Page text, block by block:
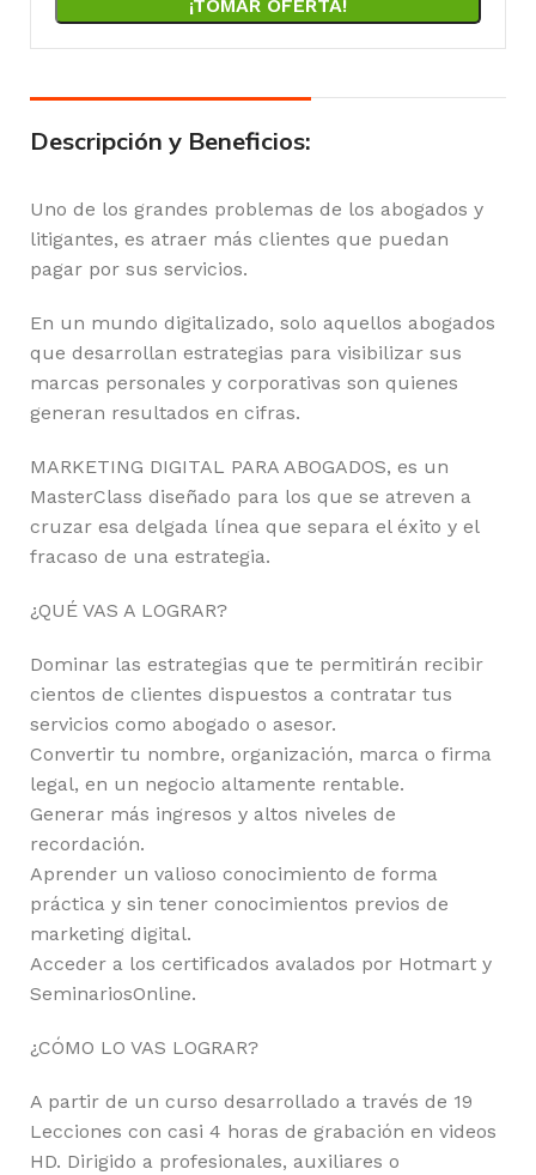
¡TOMAR OFERTA!
Descripción y Beneficios:
Uno de los grandes problemas de los abogados y
litigantes, es atraer más clientes que puedan
pagar por sus servicios.
En un mundo digitalizado, solo aquellos abogados
que desarrollan estrategias para visibilizar sus
marcas personales y corporativas son quienes
generan resultados en cifras.
MARKETING DIGITAL PARA ABOGADOS, es un
MasterClass diseñado para los que se atreven a
cruzar esa delgada línea que separa el éxito y el
fracaso de una estrategia.
¿QUÉ VAS A LOGRAR?
Dominar las estrategias que te permitirán recibir
cientos de clientes dispuestos a contratar tus
servicios como abogado o asesor.
Convertir tu nombre, organización, marca o firma
legal, en un negocio altamente rentable.
Generar más ingresos y altos niveles de
recordación.
Aprender un valioso conocimiento de forma
práctica y sin tener conocimientos previos de
marketing digital.
Acceder a los certificados avalados por Hotmart y
SeminariosOnline.
¿CÓMO LO VAS LOGRAR?
A partir de un curso desarrollado a través de 19
Lecciones con casi 4 horas de grabación en videos
HD. Dirigido a profesionales, auxiliares o